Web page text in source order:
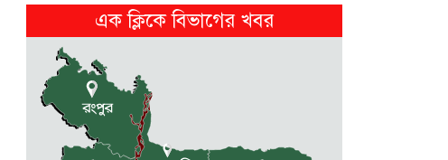
ফ্যাসিস্টের দোসর চুপ্পুকে গ্রেফতার
করে...
এক ক্লিকে বিভাগের খবর